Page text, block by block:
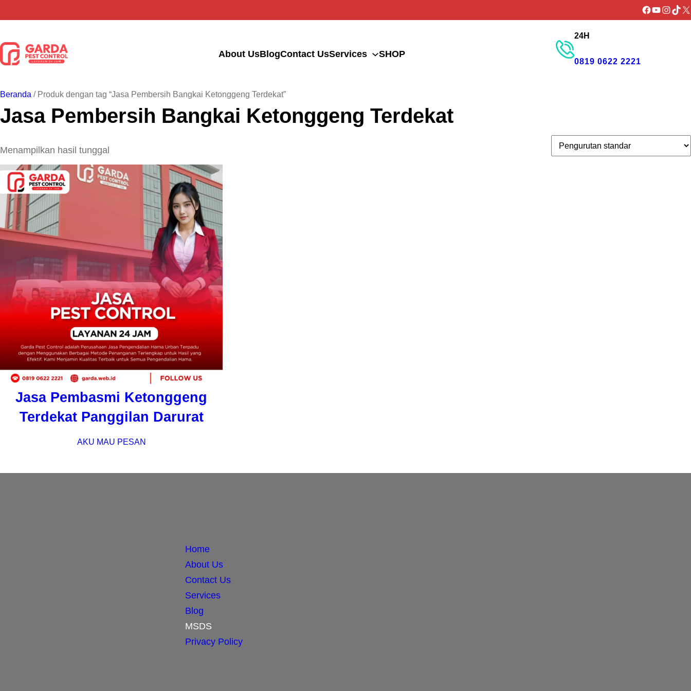
ke
Facebook
YouTubeX
About UsBlogContact UsServices SHOP
24H
0819 0622 2221
Beranda / Produk dengan tag “Jasa Pembersih Bangkai Ketonggeng Terdekat”
Jasa Pembersih Bangkai Ketonggeng Terdekat
Menampilkan hasil tunggal
Jasa Pembasmi Ketonggeng
Terdekat Panggilan Darurat
AKU MAU PESAN
Home
About Us
Contact Us
Services
Blog
MSDS
Privacy Policy